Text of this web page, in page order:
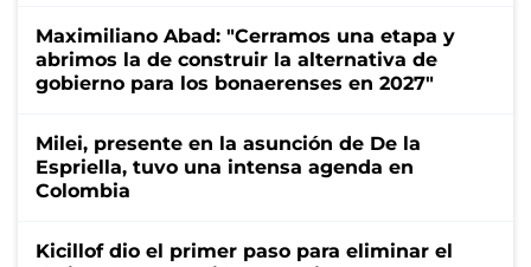
Maximiliano Abad: "Cerramos una etapa y
abrimos la de construir la alternativa de
gobierno para los bonaerenses en 2027"
Milei, presente en la asunción de De la
Espriella, tuvo una intensa agenda en
Colombia
Kicillof dio el primer paso para eliminar el